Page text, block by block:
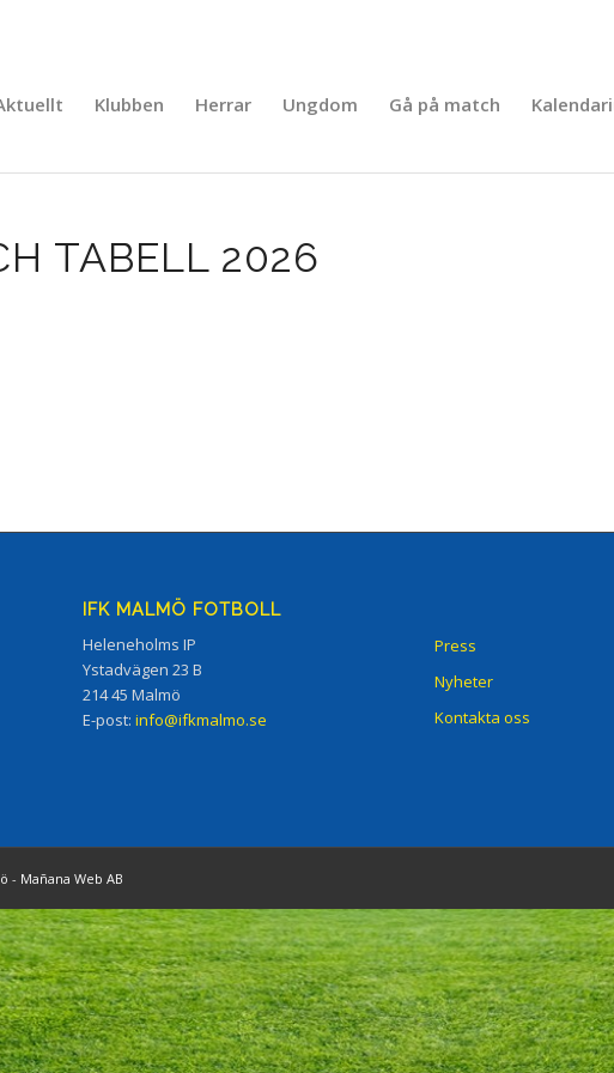
Klubben Herrar Ungdom Gå på match
TABELL 2026
IFK MALMÖ FOTBOLL
Heleneholms IP
Ystadvägen 23 B
214 45 Malmö
E-post:info@ifkmalmo.se
Press
Nyheter
Kontakta oss
- Mañana Web AB